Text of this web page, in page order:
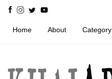
Home About Category